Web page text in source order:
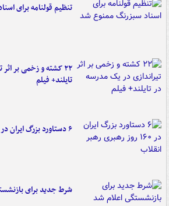
تنظیم قولنامه برای
۲۲ کشته و زخمی بر
تایلند+ فیلم
۶ دستاورد بزرگ ایران در ۱۶۰ روز رهبری رهبر انقلاب
شرط جدید برای